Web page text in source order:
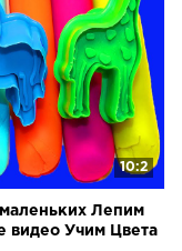
10:2
Лепим
видео Учим Цвета